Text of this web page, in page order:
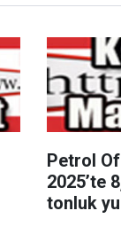
Petrol
2025’te
tonluk